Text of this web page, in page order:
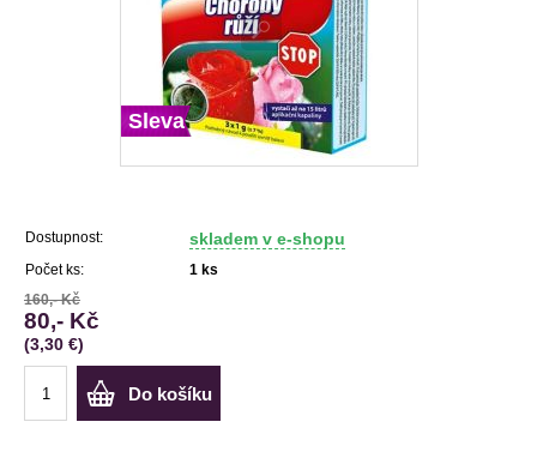
Sleva
Dostupnost: skladem v e-shopu
Počet ks: 1 ks
160,- Kč
80,- Kč
(3,30 €)
Do košíku